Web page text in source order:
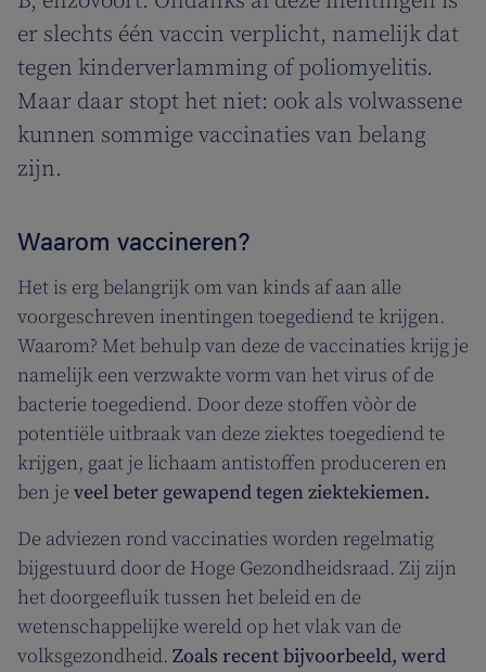
er slechts één vaccin verplicht, namelijk dat
tegen kinderverlamming of poliomyelitis.
Maar daar stopt het niet: ook als volwassene
kunnen sommige vaccinaties van belang
zijn.
Waarom vaccineren?
Het is erg belangrijk om van kinds af aan alle
voorgeschreven inentingen toegediend te krijgen.
Waarom? Met behulp van deze de vaccinaties krijg je
namelijk een verzwakte vorm van het virus of de
bacterie toegediend. Door deze stoffen vòòr de
potentiële uitbraak van deze ziektes toegediend te
krijgen, gaat je lichaam antistoffen produceren en
ben je veel beter gewapend tegen ziektekiemen.
De adviezen rond vaccinaties worden regelmatig
bijgestuurd door de Hoge Gezondheidsraad. Zij zijn
het doorgeefluik tussen het beleid en de
wetenschappelijke wereld op het vlak van de
volksgezondheid. Zoals recent bijvoorbeeld, werd